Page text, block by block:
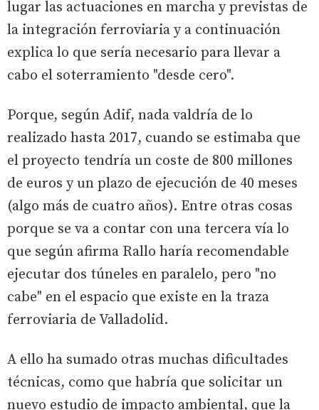
lugar las actuaciones en marcha y previstas de
la integración ferroviaria y a continuación
explica lo que sería necesario para llevar a
cabo el soterramiento "desde cero".
Porque, según Adif, nada valdría de lo
realizado hasta 2017, cuando se estimaba que
el proyecto tendría un coste de 800 millones
de euros y un plazo de ejecución de 40 meses
(algo más de cuatro años). Entre otras cosas
porque se va a contar con una tercera vía lo
que según afirma Rallo haría recomendable
ejecutar dos túneles en paralelo, pero "no
cabe" en el espacio que existe en la traza
ferroviaria de Valladolid.
A ello ha sumado otras muchas dificultades
técnicas, como que habría que solicitar un
nuevo estudio de impacto ambiental, que la